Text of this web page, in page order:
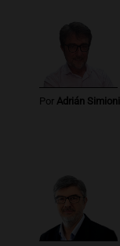
Por Adrián Simioni